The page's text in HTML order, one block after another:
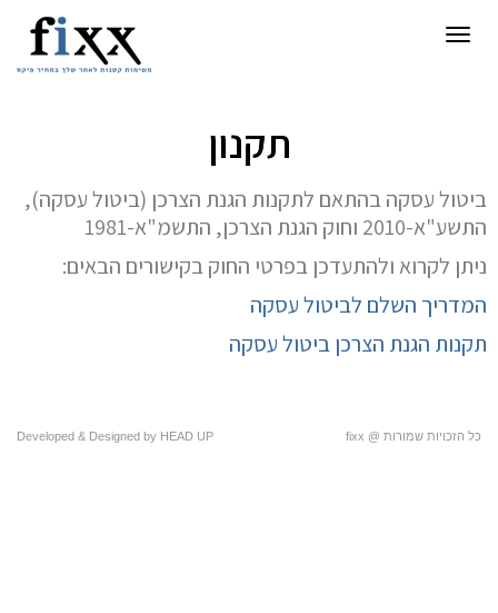
תפריט
תקנון
ביטול עסקה בהתאם לתקנות הגנת הצרכן (ביטול עסקה),
התשע"א-2010 וחוק הגנת הצרכן, התשמ"א-1981
ניתן לקרוא ולהתעדכן בפרטי החוק בקישורים הבאים:
המדריך השלם לביטול עסקה
תקנות הגנת הצרכן ביטול עסקה
כל הזכויות שמורות @ fixx Developed & Designed by HEAD UP